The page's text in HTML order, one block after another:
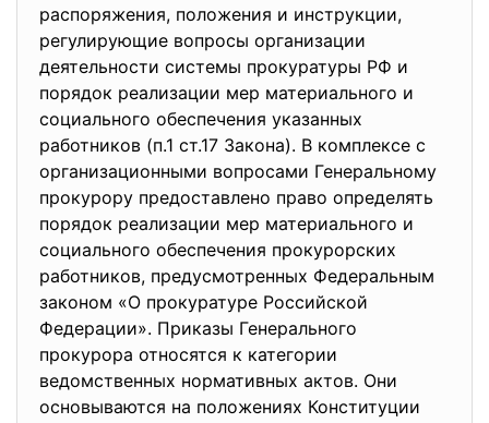
распоряжения, положения и инструкции,
регулирующие вопросы организации
деятельности системы прокуратуры РФ и
порядок реализации мер материального и
социального обеспечения указанных
работников (п.1 ст.17 Закона). В комплексе с
организационными вопросами Генеральному
прокурору предоставлено право определять
порядок реализации мер материального и
социального обеспечения прокурорских
работников, предусмотренных Федеральным
законом «О прокуратуре Российской
Федерации». Приказы Генерального
прокурора относятся к категории
ведомственных нормативных актов. Они
основываются на положениях Конституции